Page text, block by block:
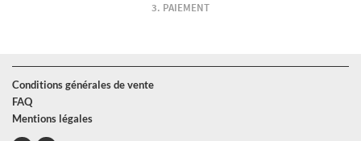
PAIEMENT
Conditions générales de vente
FAQ
Mentions légales